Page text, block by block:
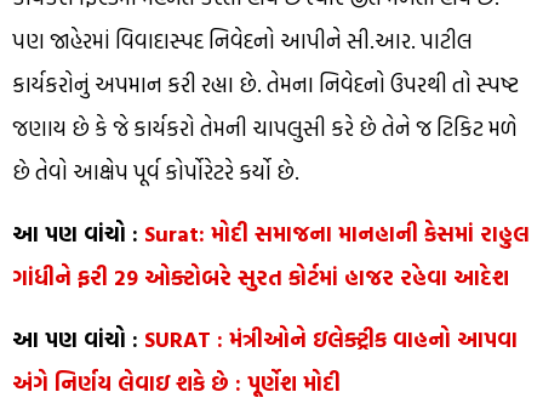
પણ જાહેરમાં વિવાદાસ્પદ નિવેદનો આપીને સી.આર. પાટીલ
કાર્યકરોનું અપમાન કરી રહ્યા છે. તેમના નિવેદનો ઉપરથી તો સ્પષ્ટ
જણાય છે કે જે કાર્યકરો તેમની ચાપલુસી કરે છે તેને જ ટિકિટ મળે
છે તેવો આક્ષેપ પૂર્વ કોર્પોરેટરે કર્યો છે.
આ પણ વાંચો : Surat: મોદી સમાજના માનહાની કેસમાં રાહુલ
ગાંધીને ફરી 29 ઓક્ટોબરે સુરત કોર્ટમાં હાજર રહેવા આદેશ
આ પણ વાંચો : SURAT : મંત્રીઓને ઇલેક્ટ્રીક વાહનો આપવા
અંગે નિર્ણય લેવાઇ શકે છે : પૂર્ણેશ મોદી